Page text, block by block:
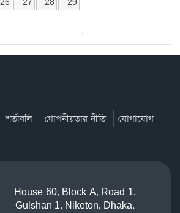
শর্তাবলি গোপনীয়তার নীতি যোগাযোগ
House-60, Block-A, Road-1,
Gulshan 1, Niketon, Dhaka,